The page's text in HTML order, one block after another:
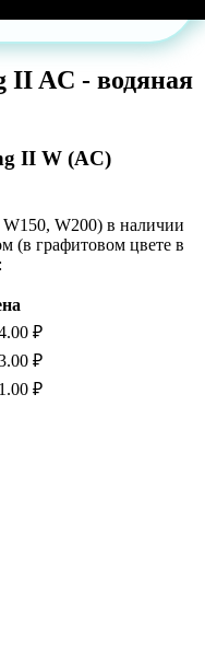
II AC - водяная
II W (AC)
W200) в наличии
(в графитовом цвете в
₽
₽
₽